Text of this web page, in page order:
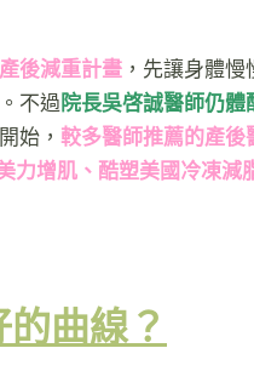
後減重計畫 ，先讓身體
不過 院長吳啓誠醫師仍體
始， 較多醫師推薦的產後
力增肌、酷塑美國冷凍減
曲線？